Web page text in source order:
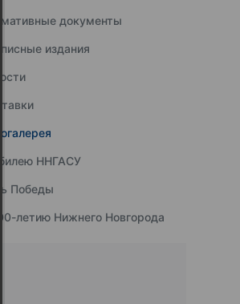
документы
издания
ННГАСУ
Победы
летию Нижнего Новгорода